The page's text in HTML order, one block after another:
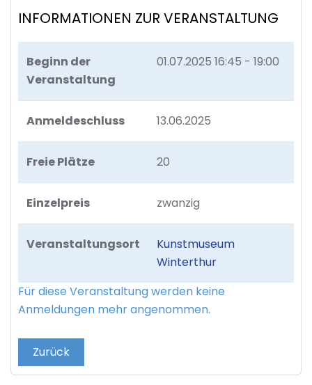
INFORMATIONEN ZUR VERANSTALTUNG
Beginn der
Veranstaltung
01.07.2025 16:45 - 19:00
Anmeldeschluss 13.06.2025
Freie Plätze 20
Einzelpreis zwanzig
Veranstaltungsort
Kunstmuseum
Winterthur
Für diese Veranstaltung werden keine
Anmeldungen mehr angenommen.
Zurück